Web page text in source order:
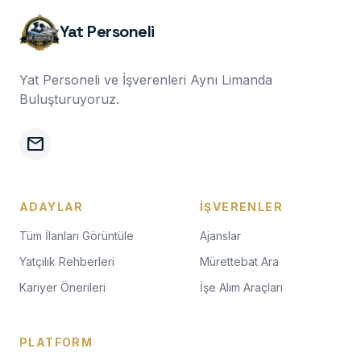
Yat Personeli
Yat Personeli ve İşverenleri Aynı Limanda
Buluşturuyoruz.
mail
ADAYLAR
Tüm İlanları Görüntüle
Yatçılık Rehberleri
Kariyer Önerileri
İŞVERENLER
Ajanslar
Mürettebat Ara
İşe Alım Araçları
PLATFORM